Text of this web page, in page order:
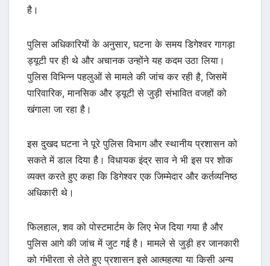
है।
पुलिस अधिकारियों के अनुसार, घटना के समय डिगेश्वर गागड़ा
ड्यूटी पर ही थे और अचानक उन्होंने यह कदम उठा लिया।
पुलिस विभिन्न पहलुओं से मामले की जांच कर रही है, जिसमें
पारिवारिक, मानसिक और ड्यूटी से जुड़ी संभावित वजहों को
खंगाला जा रहा है।
इस दुखद घटना ने पूरे पुलिस विभाग और स्थानीय प्रशासन को
सकते में डाल दिया है। विधायक इंद्र साव ने भी इस पर शोक
व्यक्त करते हुए कहा कि डिगेश्वर एक जिम्मेदार और कर्तव्यनिष्ठ
अधिकारी थे।
फिलहाल, शव को पोस्टमार्टम के लिए भेज दिया गया है और
पुलिस आगे की जांच में जुट गई है। मामले से जुड़ी हर जानकारी
को गंभीरता से लेते हुए प्रशासन इसे आत्महत्या या किसी अन्य